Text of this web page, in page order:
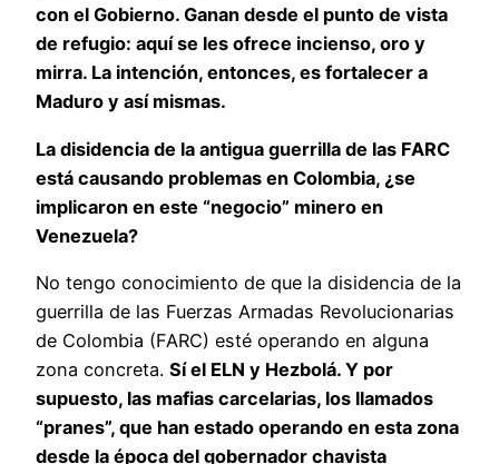
con el Gobierno. Ganan desde el punto de vista
de refugio: aquí se les ofrece incienso, oro y
mirra. La intención, entonces, es fortalecer a
Maduro y así mismas.
La disidencia de la antigua guerrilla de las FARC
está causando problemas en Colombia, ¿se
implicaron en este “negocio” minero en
Venezuela?
No tengo conocimiento de que la disidencia de la
guerrilla de las Fuerzas Armadas Revolucionarias
de Colombia (FARC) esté operando en alguna
zona concreta. Sí el ELN y Hezbolá. Y por
supuesto, las mafias carcelarias, los llamados
“pranes”, que han estado operando en esta zona
desde la época del gobernador chavista